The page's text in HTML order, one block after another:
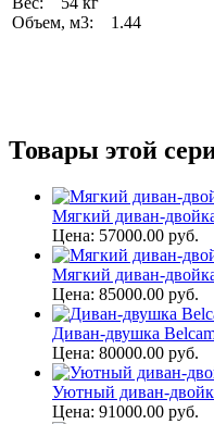
Объем, м3: 1.44
Товары этой
Мягкий диван-
Цена: 57000.00 руб.
Мягкий диван-
Цена: 85000.00 руб.
Диван-двушка
Цена: 80000.00 руб.
Уютный диван-
Цена: 91000.00 руб.